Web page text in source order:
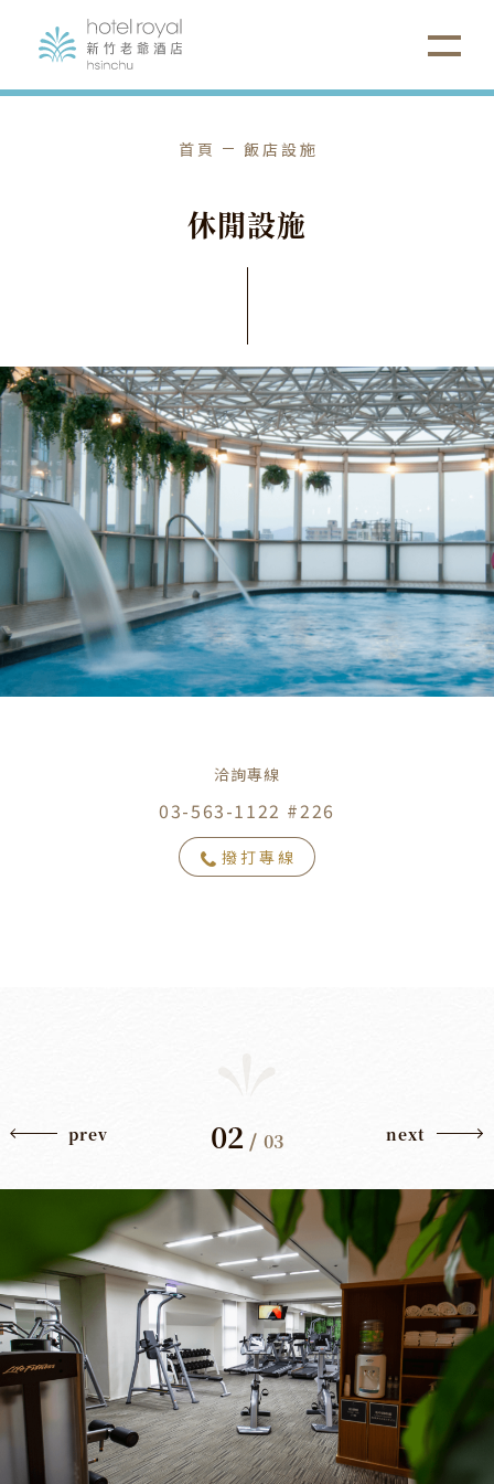
首頁 飯店設施
休閒設施
洽詢專線
03-563-1122 #226
撥打專線
prev 02 /03 next